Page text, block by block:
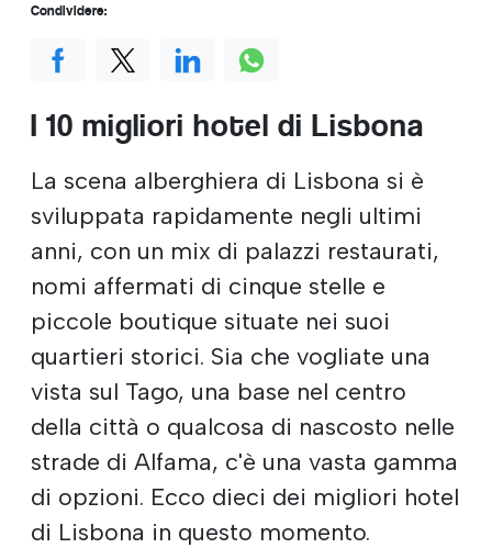
I 10 migliori hotel di Lisbona
La scena alberghiera di Lisbona si è
sviluppata rapidamente negli ultimi
anni, con un mix di palazzi restaurati,
nomi affermati di cinque stelle e
piccole boutique situate nei suoi
quartieri storici. Sia che vogliate una
vista sul Tago, una base nel centro
della città o qualcosa di nascosto nelle
strade di Alfama, c'è una vasta gamma
di opzioni. Ecco dieci dei migliori hotel
di Lisbona in questo momento.
Condividere: